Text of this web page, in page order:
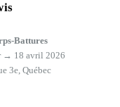
Battures
→ 18 avril 2026
3e, Québec